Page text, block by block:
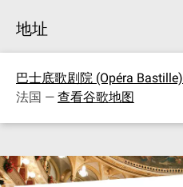
地址
巴士底歌剧院 (Opéra Bastille)
法国 — 查看谷歌地图